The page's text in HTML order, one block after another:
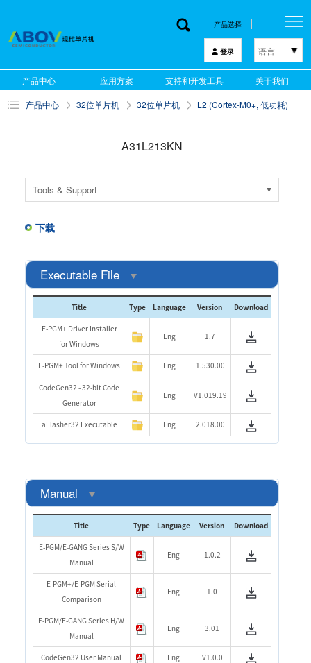
产品选择
登录 语言
한국어
English
中文
产品中心 应用方案 支持和开发工具 关于我们
产品中心 32位单片机 32位单片机 L2 (Cortex-M0+, 低功耗)
A31L213KN
Tools & Support
下载
Executable File
Title Type Language Version Download
E-PGM+ Driver Installer
for Windows
Eng 1.7
E-PGM+ Tool for Windows Eng 1.530.00
CodeGen32 - 32-bit Code
Generator
Eng V1.019.19
aFlasher32 Executable Eng 2.018.00
Manual
Title Type Language Version Download
E-PGM/E-GANG Series S/W
Manual
Eng 1.0.2
E-PGM+/E-PGM Serial
Comparison
Eng 1.0
E-PGM/E-GANG Series H/W
Manual
Eng 3.01
CodeGen32 User Manual Eng V1.0.0